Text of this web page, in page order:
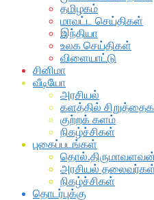
தமிழகம்
மாவட்ட செய்திகள்
இந்தியா
உலக செய்திகள்
விளையாட்டு
சினிமா
வீடியோ
அரசியல்
களத்தில்
குற்றக் களம்
நிகழ்ச்சிகள்
புகைப்படங்கள்
அரசியல்
நிகழ்ச்சிகள்
தொடர்புக்கு